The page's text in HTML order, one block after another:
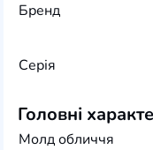
Бренд
Серія
Головні
Молд обличчя